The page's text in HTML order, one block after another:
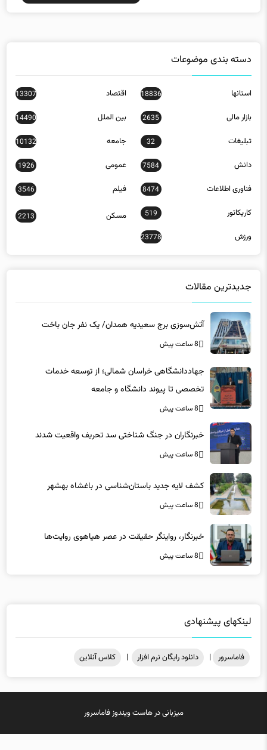
دسته بندی موضوعات
استانها 18836 اقتصاد 13307
بازار مالی 2635 بین الملل 14490
تبلیغات 32 جامعه 10132
دانش 7584 عمومی 1926
فناوری اطلاعات 8474 فیلم 3546
کاریکاتور 519 مسکن 2213
ورزش 23778
جدیدترین مقالات
آتش‌سوزی برج سعیدیه همدان/ یک نفر جان باخت
8 ساعت پیش
جهاددانشگاهی خراسان شمالی؛ از توسعه خدمات
تخصصی تا پیوند دانشگاه و جامعه
8 ساعت پیش
خبرنگاران در جنگ شناختی سد تحریف واقعیت شدند
8 ساعت پیش
کشف لایه جدید باستان‌شناسی در باغشاه بهشهر
8 ساعت پیش
خبرنگار، روایتگر حقیقت در عصر هیاهوی روایت‌ها
8 ساعت پیش
لینکهای پیشنهادی
فاماسرور | دانلود رایگان نرم افزار | کلاس آنلاین
میزبانی درهاست ویندوز فاماسرور